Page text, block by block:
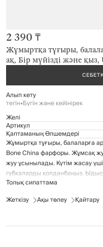
Жұмыртқа тұғыры,
ақ, Бір мүйізді және қыз,
2 390 ₸
Алып кету
тегін•Бүгін және кейінірек
Желі
Артикул
Қаптаманың Өлшемдері
Жұмыртқа тұғыры, балаларға
Bone China фарфоры. Жұмсақ
жуу ұсынылады. Күтім жасау
губкаларды қолданбаңыз.
Толық сипаттама
Жеткізу
Ақы төлеу Қайтару